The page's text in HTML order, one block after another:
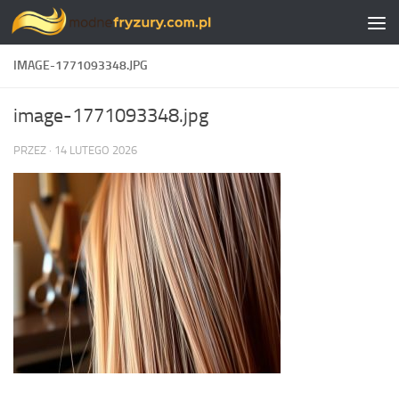
Skip to content
IMAGE-1771093348.JPG
image-1771093348.jpg
PRZEZ · 14 LUTEGO 2026